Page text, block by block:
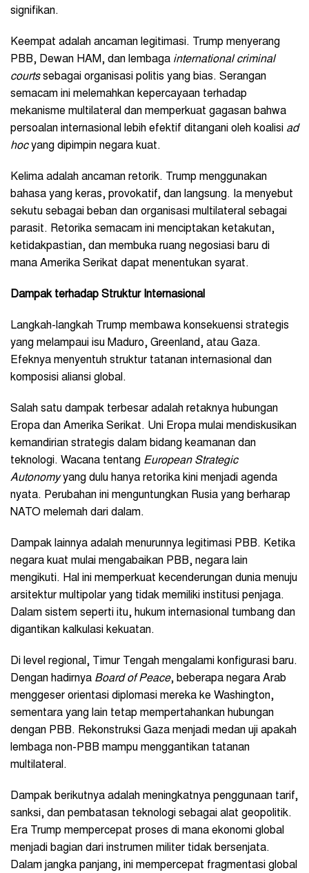
signifikan.
Keempat adalah ancaman legitimasi. Trump menyerang
PBB, Dewan HAM, dan lembaga international criminal
courtssebagai organisasi politis yang bias. Serangan
semacam ini melemahkan kepercayaan terhadap
mekanisme multilateral dan memperkuat gagasan bahwa
persoalan internasional lebih efektif ditangani oleh koalisi ad
hocyang dipimpin negara kuat.
Kelima adalah ancaman retorik. Trump menggunakan
bahasa yang keras, provokatif, dan langsung. Ia menyebut
sekutu sebagai beban dan organisasi multilateral sebagai
parasit. Retorika semacam ini menciptakan ketakutan,
ketidakpastian, dan membuka ruang negosiasi baru di
mana Amerika Serikat dapat menentukan syarat.
Dampak terhadap Struktur Internasional
Langkah-langkah Trump membawa konsekuensi strategis
yang melampaui isu Maduro, Greenland, atau Gaza.
Efeknya menyentuh struktur tatanan internasional dan
komposisi aliansi global.
Salah satu dampak terbesar adalah retaknya hubungan
Eropa dan Amerika Serikat. Uni Eropa mulai mendiskusikan
kemandirian strategis dalam bidang keamanan dan
teknologi. Wacana tentang European Strategic
Autonomyyang dulu hanya retorika kini menjadi agenda
nyata. Perubahan ini menguntungkan Rusia yang berharap
NATO melemah dari dalam.
Dampak lainnya adalah menurunnya legitimasi PBB. Ketika
negara kuat mulai mengabaikan PBB, negara lain
mengikuti. Hal ini memperkuat kecenderungan dunia menuju
arsitektur multipolar yang tidak memiliki institusi penjaga.
Dalam sistem seperti itu, hukum internasional tumbang dan
digantikan kalkulasi kekuatan.
Di level regional, Timur Tengah mengalami konfigurasi baru.
Dengan hadirnya Board of Peace, beberapa negara Arab
menggeser orientasi diplomasi mereka ke Washington,
sementara yang lain tetap mempertahankan hubungan
dengan PBB. Rekonstruksi Gaza menjadi medan uji apakah
lembaga non-PBB mampu menggantikan tatanan
multilateral.
Dampak berikutnya adalah meningkatnya penggunaan tarif,
sanksi, dan pembatasan teknologi sebagai alat geopolitik.
Era Trump mempercepat proses di mana ekonomi global
menjadi bagian dari instrumen militer tidak bersenjata.
Dalam jangka panjang, ini mempercepat fragmentasi global